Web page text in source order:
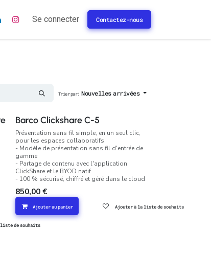
Se connecter Contactez-nous
Trier par: Nouvelles arrivées
de souhaits
Barco Clickshare C-5
Présentation sans fil simple, en un seul clic,
pour les espaces collaboratifs
- Modèle de présentation sans fil d'entrée de
gamme
- Partage de contenu avec l'application
ClickShare et le BYOD natif
- 100 % sécurisé, chiffré et géré dans le cloud
850,00 €
Ajouter au panier Ajouter à la liste de souhaits